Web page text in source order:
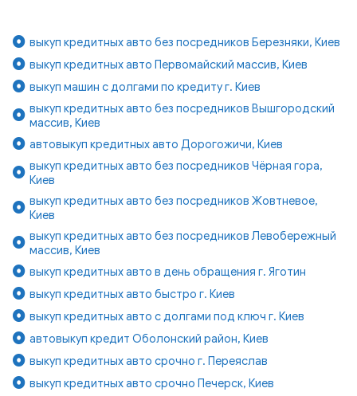
выкуп кредитных авто без посредников Березняки, Киев
выкуп кредитных авто Первомайский массив, Киев
выкуп машин с долгами по кредиту г. Киев
выкуп кредитных авто без посредников Вышгородский
массив, Киев
автовыкуп кредитных авто Дорогожичи, Киев
выкуп кредитных авто без посредников Чёрная гора,
Киев
выкуп кредитных авто без посредников Жовтневое,
Киев
выкуп кредитных авто без посредников Левобережный
массив, Киев
выкуп кредитных авто в день обращения г. Яготин
выкуп кредитных авто быстро г. Киев
выкуп кредитных авто с долгами под ключ г. Киев
автовыкуп кредит Оболонский район, Киев
выкуп кредитных авто срочно г. Переяслав
выкуп кредитных авто срочно Печерск, Киев